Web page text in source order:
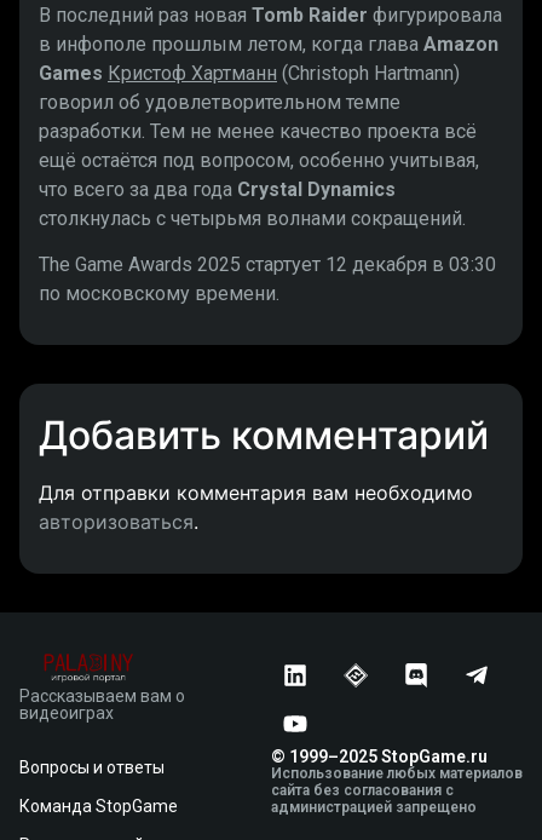
В последний раз новая Tomb Raider фигурировала
в инфополе прошлым летом, когда глава Amazon
Games Кристоф Хартманн (Christoph Hartmann)
говорил об удовлетворительном темпе
разработки. Тем не менее качество проекта всё
ещё остаётся под вопросом, особенно учитывая,
что всего за два года Crystal Dynamics
столкнулась с четырьмя волнами сокращений.
The Game Awards 2025 стартует 12 декабря в 03:30
по московскому времени.
Добавить комментарий
Для отправки комментария вам необходимо
авторизоваться.
Рассказываем вам о
видеоиграх
Вопросы и ответы
Команда StopGame
© 1999–2025 StopGame.ru
Использование любых материалов
сайта без согласования с
администрацией запрещено